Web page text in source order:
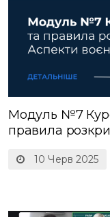
10 Черв 2025
Модуль №7
правила